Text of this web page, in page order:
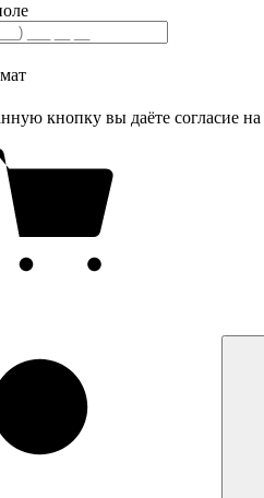
кнопку вы даёте согласие на